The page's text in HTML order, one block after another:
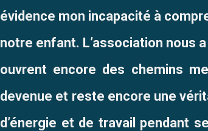
évidence mon incapacité à
notre enfant. L’association nous
ouvrent encore des chemins
devenue et reste encore une
d’énergie et de travail pendant